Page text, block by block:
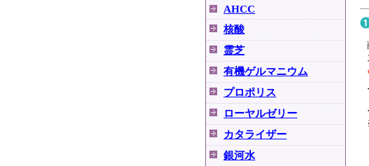
AHCC
核酸
霊芝
有機ゲルマニウム
プロポリス
ローヤルゼリー
カタライザー
銀河水